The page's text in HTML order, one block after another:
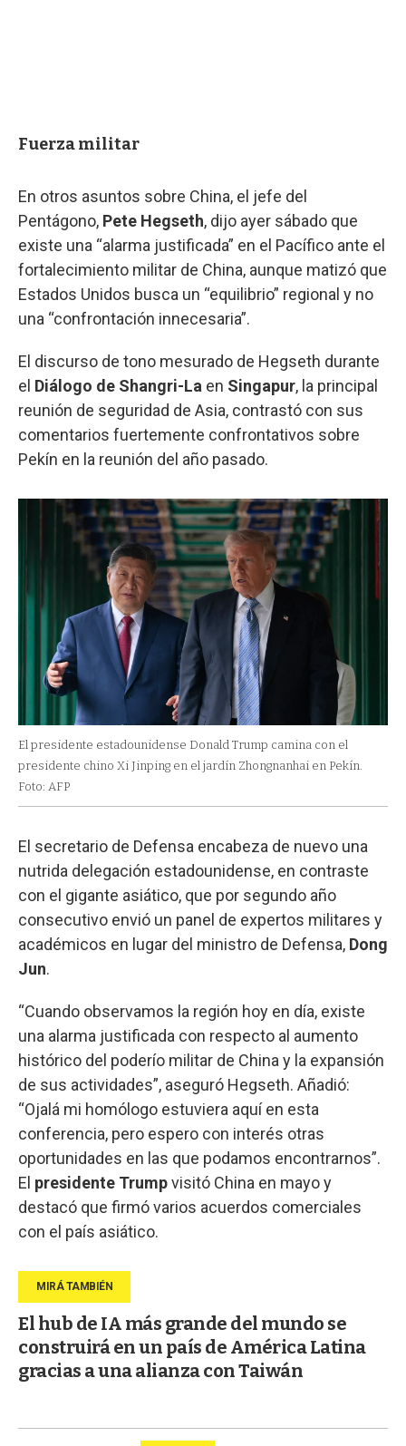
Fuerza militar
En otros asuntos sobre China, el jefe del
Pentágono, Pete Hegseth, dijo ayer sábado que
existe una “alarma justificada” en el Pacífico ante el
fortalecimiento militar de China, aunque matizó que
Estados Unidos busca un “equilibrio” regional y no
una “confrontación innecesaria”.
El discurso de tono mesurado de Hegseth durante
el Diálogo de Shangri-La en Singapur, la principal
reunión de seguridad de Asia, contrastó con sus
comentarios fuertemente confrontativos sobre
Pekín en la reunión del año pasado.
El presidente estadounidense Donald Trump camina con el
presidente chino Xi Jinping en el jardín Zhongnanhai en Pekín.
Foto: AFP
El secretario de Defensa encabeza de nuevo una
nutrida delegación estadounidense, en contraste
con el gigante asiático, que por segundo año
consecutivo envió un panel de expertos militares y
académicos en lugar del ministro de Defensa, Dong
Jun.
“Cuando observamos la región hoy en día, existe
una alarma justificada con respecto al aumento
histórico del poderío militar de China y la expansión
de sus actividades”, aseguró Hegseth. Añadió:
“Ojalá mi homólogo estuviera aquí en esta
conferencia, pero espero con interés otras
oportunidades en las que podamos encontrarnos”.
El presidente Trumpvisitó China en mayo y
destacó que firmó varios acuerdos comerciales
con el país asiático.
El hub de IA más grande del mundo se
construirá en un país de América Latina
gracias a una alianza con Taiwán